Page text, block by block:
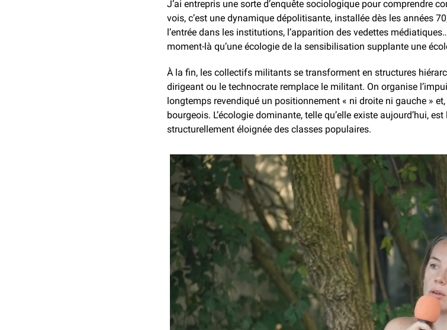
J’ai entrepris une sorte d’enquête sociologique pour comprendre
vois, c’est une dynamique dépolitisante, installée dès les années
l’entrée dans les institutions, l’apparition des vedettes
moment-là qu’une écologie de la sensibilisation supplante une
À la fin, les collectifs militants se transforment en structures
dirigeant ou le technocrate remplace le militant. On organise
longtemps revendiqué un positionnement « ni droite ni gauche »
bourgeois. L’écologie dominante, telle qu’elle existe aujourd’hui,
structurellement éloignée des classes populaires.